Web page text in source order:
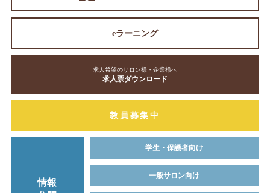
eラーニング
求人希望のサロン様・企業様へ
求人票ダウンロード
教員募集中
情報
学生・保護者向け
一般サロン向け